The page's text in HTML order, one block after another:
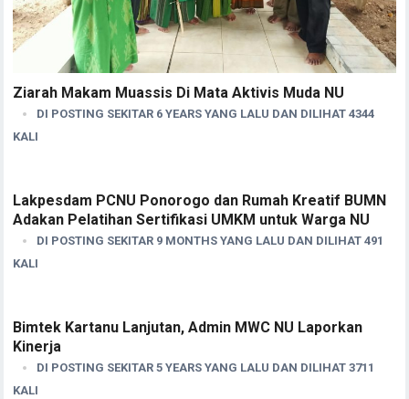
Ziarah Makam Muassis Di Mata Aktivis Muda NU
DI POSTING SEKITAR 6 YEARS YANG LALU DAN DILIHAT 4344
KALI
Lakpesdam PCNU Ponorogo dan Rumah Kreatif BUMN
Adakan Pelatihan Sertifikasi UMKM untuk Warga NU
DI POSTING SEKITAR 9 MONTHS YANG LALU DAN DILIHAT 491
KALI
Bimtek Kartanu Lanjutan, Admin MWC NU Laporkan
Kinerja
DI POSTING SEKITAR 5 YEARS YANG LALU DAN DILIHAT 3711
KALI